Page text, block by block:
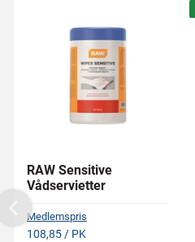
RAW Sensitive
Vådservietter
Medlemspris
108,85 / PK
Previous